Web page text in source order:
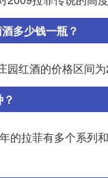
多少钱一瓶？
园红酒的价格区间
的拉菲有多个系列